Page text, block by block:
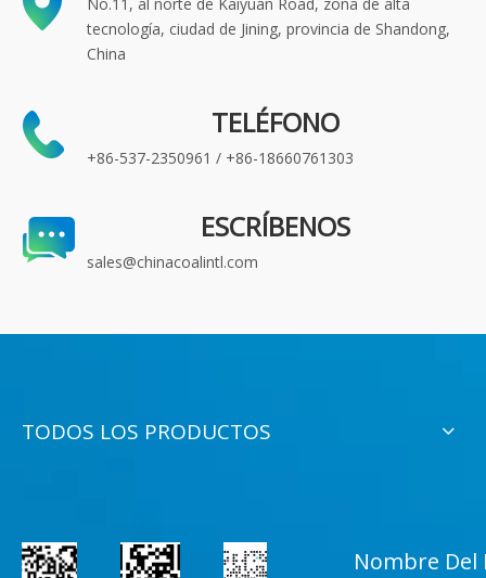
tecnología, ciudad de Jining, provincia de Shandong,
China
TELÉFONO
+86-537-2350961 / +86-18660761303
ESCRÍBENOS
sales@chinacoalintl.com
TODOS LOS PRODUCTOS
Nombre